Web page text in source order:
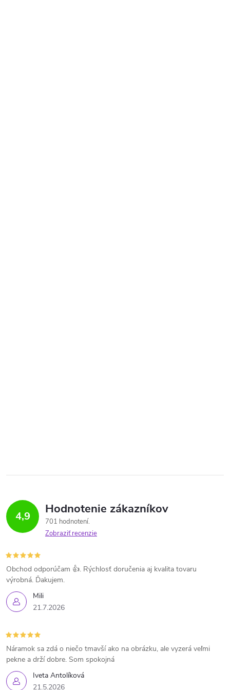
4,9 Hodnotenie zákazníkov
701 hodnotení
Zobraziť recenzie
Mili
21.7.2026
Obchod odporúčam 👍. Rýchlosť doručenia aj kvalita tovaru
výrobná. Ďakujem.
Iveta Antolíková
21.5.2026
Náramok sa zdá o niečo tmavší ako na obrázku, ale vyzerá veľmi
pekne a drží dobre. Som spokojná